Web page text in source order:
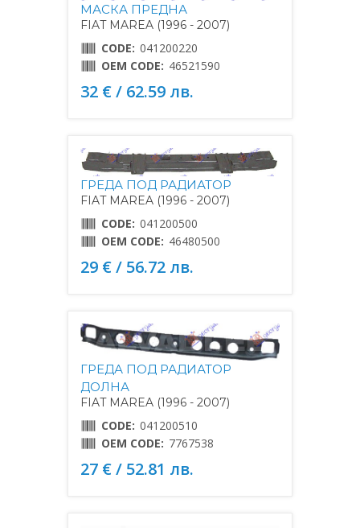
МАСКА ПРЕДНА
FIAT MAREA (1996 - 2007)
CODE: 041200220
OEM CODE: 46521590
32 € / 62.59 лв.
ГРЕДА ПОД РАДИАТОР
FIAT MAREA (1996 - 2007)
CODE: 041200500
OEM CODE: 46480500
29 € / 56.72 лв.
ГРЕДА ПОД РАДИАТОР
ДОЛНА
FIAT MAREA (1996 - 2007)
CODE: 041200510
OEM CODE: 7767538
27 € / 52.81 лв.